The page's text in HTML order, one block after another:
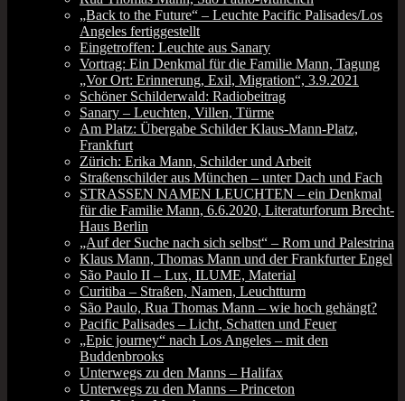
„Back to the Future“ – Leuchte Pacific Palisades/Los
Angeles fertiggestellt
Eingetroffen: Leuchte aus Sanary
Vortrag: Ein Denkmal für die Familie Mann, Tagung
„Vor Ort: Erinnerung, Exil, Migration“, 3.9.2021
Schöner Schilderwald: Radiobeitrag
Sanary – Leuchten, Villen, Türme
Am Platz: Übergabe Schilder Klaus-Mann-Platz,
Frankfurt
Zürich: Erika Mann, Schilder und Arbeit
Straßenschilder aus München – unter Dach und Fach
STRASSEN NAMEN LEUCHTEN – ein Denkmal
für die Familie Mann, 6.6.2020, Literaturforum Brecht-
Haus Berlin
„Auf der Suche nach sich selbst“ – Rom und Palestrina
Klaus Mann, Thomas Mann und der Frankfurter Engel
São Paulo II – Lux, ILUME, Material
Curitiba – Straßen, Namen, Leuchtturm
São Paulo, Rua Thomas Mann – wie hoch gehängt?
Pacific Palisades – Licht, Schatten und Feuer
„Epic journey“ nach Los Angeles – mit den
Buddenbrooks
Unterwegs zu den Manns – Halifax
Unterwegs zu den Manns – Princeton